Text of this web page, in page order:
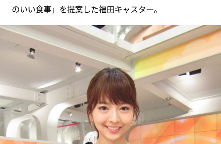
のいい食事」を提案した福田キャスター。